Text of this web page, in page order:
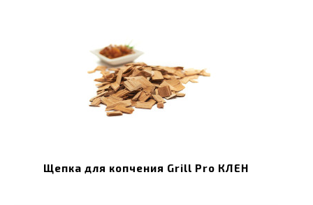
Щепка для копчения Grill Pro КЛЕН